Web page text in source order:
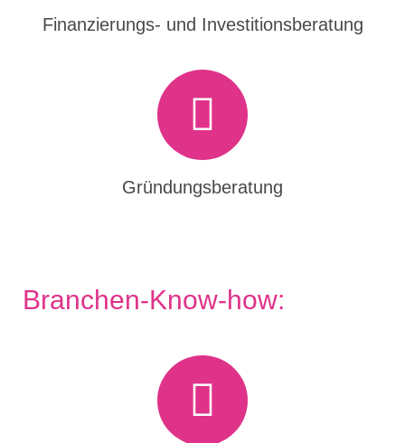
Finanzierungs- und Investitionsberatung
Gründungsberatung
Branchen-Know-how: